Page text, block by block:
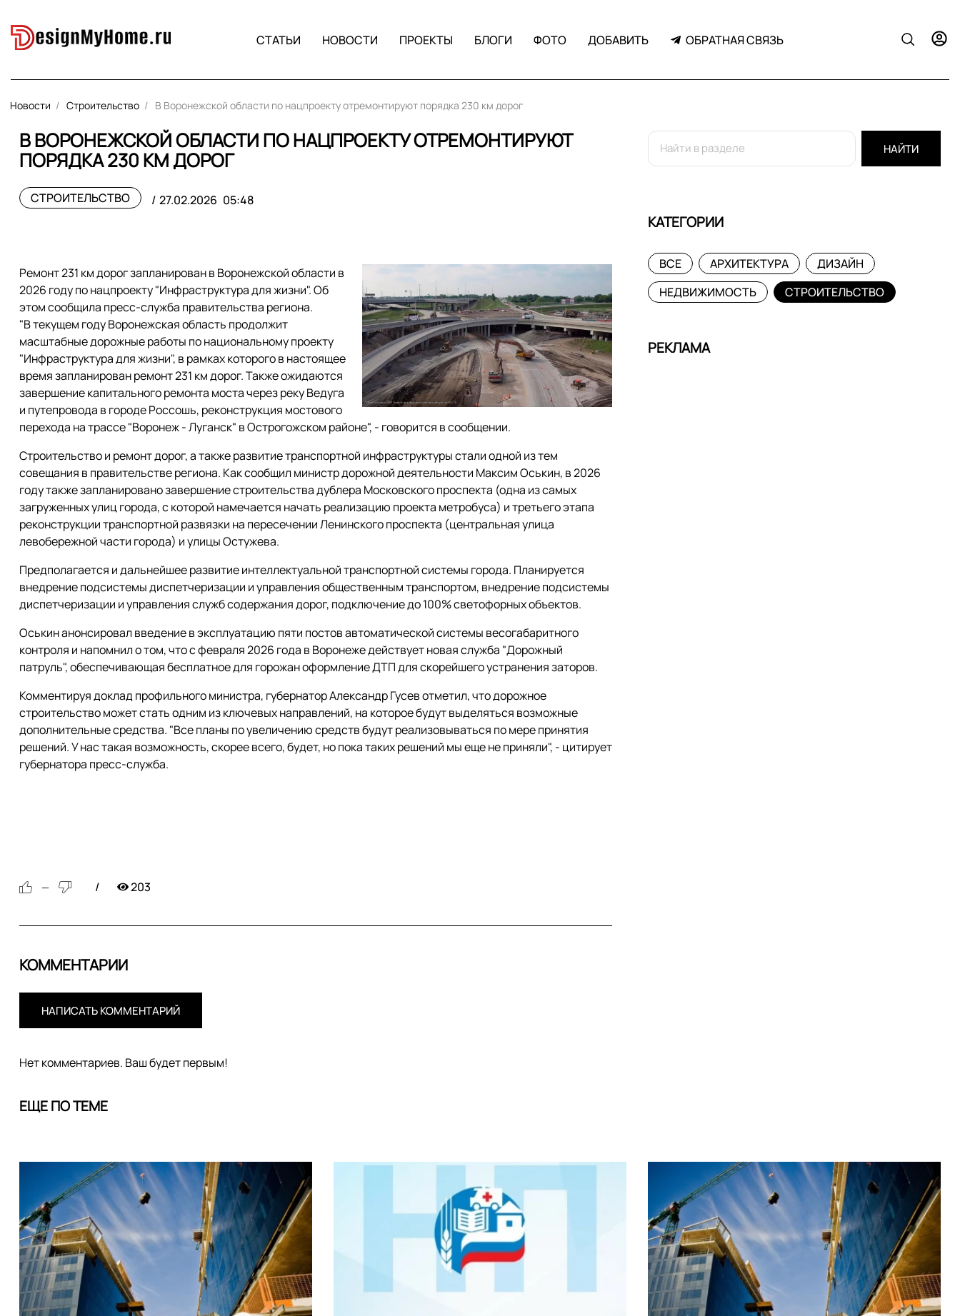
СТАТЬИ НОВОСТИ ПРОЕКТЫ БЛОГИ ФОТО ДОБАВИТЬ ОБРАТНАЯ СВЯЗЬ
Новости Строительство В Воронежской области по нацпроекту отремонтируют порядка 230 км дорог
В ВОРОНЕЖСКОЙ ОБЛАСТИ ПО НАЦПРОЕКТУ ОТРЕМОНТИРУЮТ
ПОРЯДКА 230 КМ ДОРОГ
СТРОИТЕЛЬСТВО 27.02.2026 05:48
Ремонт 231 км дорог запланирован в Воронежской области в
2026 году по нацпроекту "Инфраструктура для жизни". Об
этом сообщила пресс-служба правительства региона.
"В текущем году Воронежская область продолжит
масштабные дорожные работы по национальному проекту
"Инфраструктура для жизни", в рамках которого в настоящее
время запланирован ремонт 231 км дорог. Также ожидаются
завершение капитального ремонта моста через реку Ведуга
и путепровода в городе Россошь, реконструкция мостового
перехода на трассе "Воронеж - Луганск" в Острогожском районе", - говорится в сообщении.
Строительство и ремонт дорог, а также развитие транспортной инфраструктуры стали одной из тем
совещания в правительстве региона. Как сообщил министр дорожной деятельности Максим Оськин, в 2026
году также запланировано завершение строительства дублера Московского проспекта (одна из самых
загруженных улиц города, с которой намечается начать реализацию проекта метробуса) и третьего этапа
реконструкции транспортной развязки на пересечении Ленинского проспекта (центральная улица
левобережной части города) и улицы Остужева.
Предполагается и дальнейшее развитие интеллектуальной транспортной системы города. Планируется
внедрение подсистемы диспетчеризации и управления общественным транспортом, внедрение подсистемы
диспетчеризации и управления служб содержания дорог, подключение до 100% светофорных объектов.
Оськин анонсировал введение в эксплуатацию пяти постов автоматической системы весогабаритного
контроля и напомнил о том, что с февраля 2026 года в Воронеже действует новая служба "Дорожный
патруль", обеспечивающая бесплатное для горожан оформление ДТП для скорейшего устранения заторов.
Комментируя доклад профильного министра, губернатор Александр Гусев отметил, что дорожное
строительство может стать одним из ключевых направлений, на которое будут выделяться возможные
дополнительные средства. "Все планы по увеличению средств будут реализовываться по мере принятия
решений. У нас такая возможность, скорее всего, будет, но пока таких решений мы еще не приняли", - цитирует
губернатора пресс-служба.
— 203
КОММЕНТАРИИ
НАПИСАТЬ КОММЕНТАРИЙ
Нет комментариев. Ваш будет первым!
НАЙТИ
КАТЕГОРИИ
ВСЕ АРХИТЕКТУРА
ДИЗАЙН
НЕДВИЖИМОСТЬ
СТРОИТЕЛЬСТВО
РЕКЛАМА
ЕЩЕ ПО ТЕМЕ